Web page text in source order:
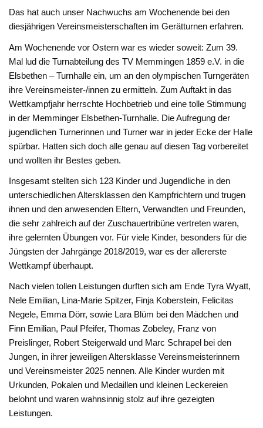
Das hat auch unser Nachwuchs am Wochenende bei den
diesjährigen Vereinsmeisterschaften im Gerätturnen erfahren.
Am Wochenende vor Ostern war es wieder soweit: Zum 39.
Mal lud die Turnabteilung des TV Memmingen 1859 e.V. in die
Elsbethen – Turnhalle ein, um an den olympischen Turngeräten
ihre Vereinsmeister-/innen zu ermitteln. Zum Auftakt in das
Wettkampfjahr herrschte Hochbetrieb und eine tolle Stimmung
in der Memminger Elsbethen-Turnhalle. Die Aufregung der
jugendlichen Turnerinnen und Turner war in jeder Ecke der Halle
spürbar. Hatten sich doch alle genau auf diesen Tag vorbereitet
und wollten ihr Bestes geben.
Insgesamt stellten sich 123 Kinder und Jugendliche in den
unterschiedlichen Altersklassen den Kampfrichtern und trugen
ihnen und den anwesenden Eltern, Verwandten und Freunden,
die sehr zahlreich auf der Zuschauertribüne vertreten waren,
ihre gelernten Übungen vor. Für viele Kinder, besonders für die
Jüngsten der Jahrgänge 2018/2019, war es der allererste
Wettkampf überhaupt.
Nach vielen tollen Leistungen durften sich am Ende Tyra Wyatt,
Nele Emilian, Lina-Marie Spitzer, Finja Koberstein, Felicitas
Negele, Emma Dörr, sowie Lara Blüm bei den Mädchen und
Finn Emilian, Paul Pfeifer, Thomas Zobeley, Franz von
Preislinger, Robert Steigerwald und Marc Schrapel bei den
Jungen, in ihrer jeweiligen Altersklasse Vereinsmeisterinnern
und Vereinsmeister 2025 nennen. Alle Kinder wurden mit
Urkunden, Pokalen und Medaillen und kleinen Leckereien
belohnt und waren wahnsinnig stolz auf ihre gezeigten
Leistungen.